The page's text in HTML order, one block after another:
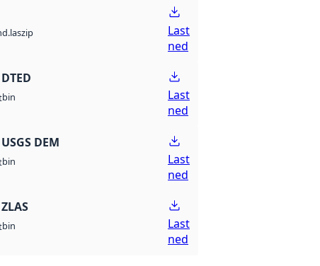
Last
ned
bin
Last
ned
DEM
bin
Last
ned
bin
Last
ned